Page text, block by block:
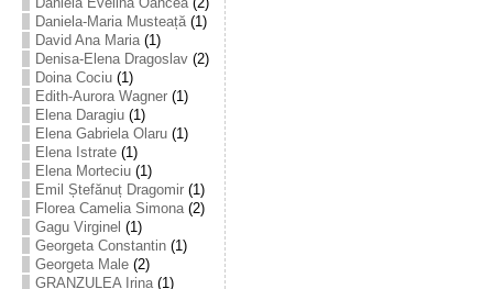
Daniela-Maria Musteață(1)
David Ana Maria(1)
Denisa-Elena Dragoslav(2)
Doina Cociu(1)
Edith-Aurora Wagner(1)
Elena Daragiu(1)
Elena Gabriela Olaru(1)
Elena Istrate(1)
Elena Morteciu(1)
Emil Ștefănuț Dragomir(1)
Florea Camelia Simona(2)
Gagu Virginel (1)
Georgeta Constantin(1)
Georgeta Male(2)
GRANZULEA Irina(1)